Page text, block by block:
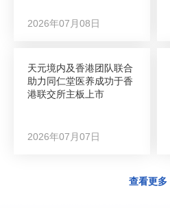
2026年07月08日
天元境内及香港团队联合
助力同仁堂医养成功于香
港联交所主板上市
2026年07月07日
查看更多